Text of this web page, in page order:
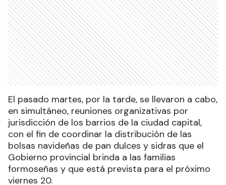
El pasado martes, por la tarde, se llevaron a cabo,
en simultáneo, reuniones organizativas por
jurisdicción de los barrios de la ciudad capital,
con el fin de coordinar la distribución de las
bolsas navideñas de pan dulces y sidras que el
Gobierno provincial brinda a las familias
formoseñas y que está prevista para el próximo
viernes 20.